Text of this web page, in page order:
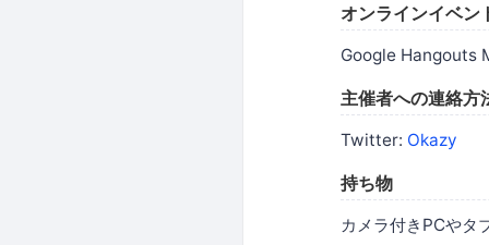
オンラインイベン
Google Hangouts
主催者への連絡方
Twitter: Okazy
持ち物
カメラ付きPCやタ